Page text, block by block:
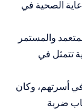
الصحية في
والمستمر
تتمثل في
أسرتهم، وكان
ضربة